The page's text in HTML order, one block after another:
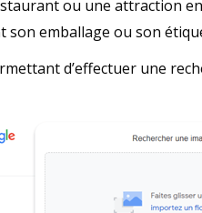
ou une attraction
emballage ou son
d’effectuer une